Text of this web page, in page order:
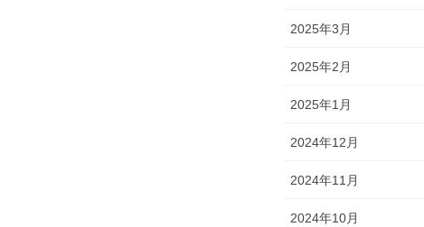
2025年3月
2025年2月
2025年1月
2024年12月
2024年11月
2024年10月